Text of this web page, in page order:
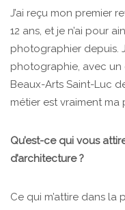
J’ai reçu mon premier
12 ans, et je n’ai pour
photographier depuis.
photographie, avec
Beaux-Arts Saint-Luc
métier est vraiment ma
Qu’est-ce qui vous
d’architecture ?
Ce qui m’attire dans la